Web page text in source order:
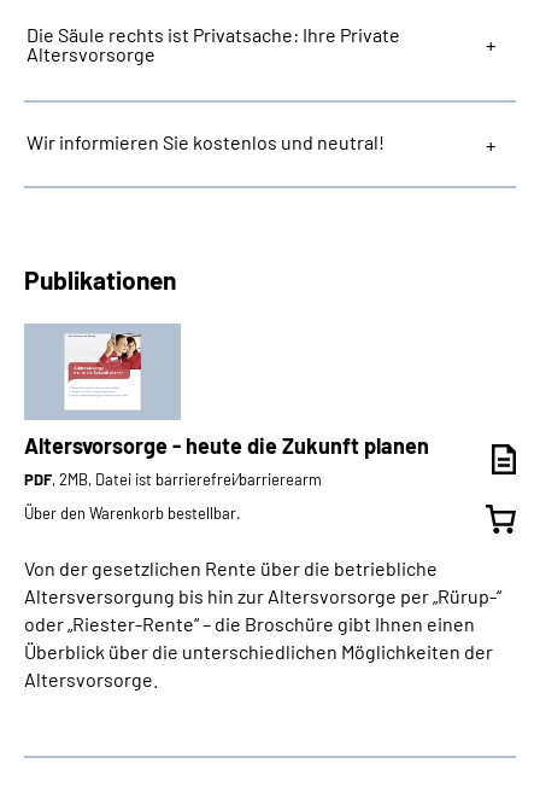
Die Säule rechts ist Privatsache: Ihre Private
Altersvorsorge
Wir informieren Sie kostenlos und neutral!
Publikationen
Altersvorsorge - heute die Zukunft planen
PDF, 2MB, Datei ist barrierefrei⁄barrierearm
Über den Warenkorb bestellbar.
Von der gesetzlichen Rente über die betriebliche
Altersversorgung bis hin zur Altersvorsorge per „Rürup-“
oder „Riester-Rente“ – die Broschüre gibt Ihnen einen
Überblick über die unterschiedlichen Möglichkeiten der
Altersvorsorge.